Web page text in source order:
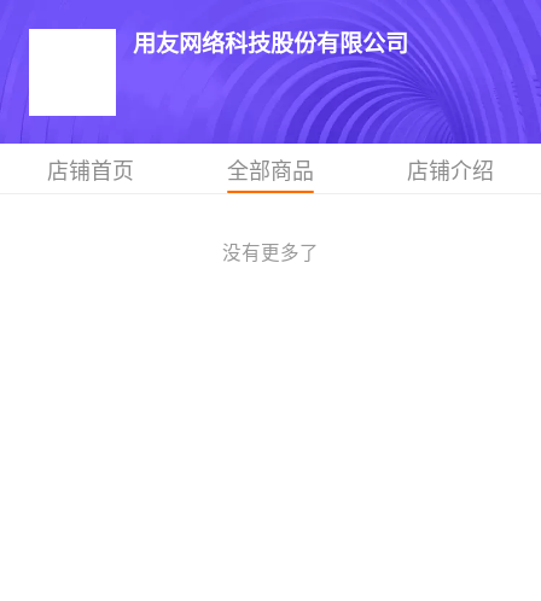
用友网络科技股份有限公司
店铺首页 全部商品 店铺介绍
没有更多了